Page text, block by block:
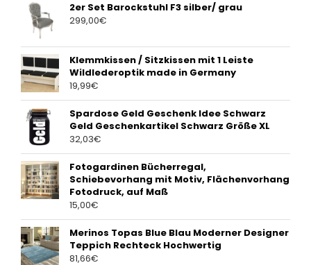
2er Set Barockstuhl F3 silber/ grau
299,00€
Klemmkissen / Sitzkissen mit 1 Leiste
Wildlederoptik made in Germany
19,99€
Spardose Geld Geschenk Idee Schwarz
Geld Geschenkartikel Schwarz Größe XL
32,03€
Fotogardinen Bücherregal,
Schiebevorhang mit Motiv, Flächenvorhang
Fotodruck, auf Maß
15,00€
Merinos Topas Blue Blau Moderner Designer
Teppich Rechteck Hochwertig
81,66€